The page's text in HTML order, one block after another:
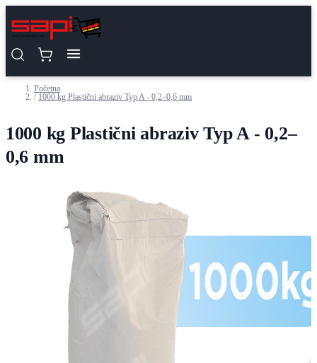
Početna
/ 1000 kg Plastični abraziv Typ A - 0,2–0,6 mm
1000 kg Plastični abraziv Typ A - 0,2–
0,6 mm